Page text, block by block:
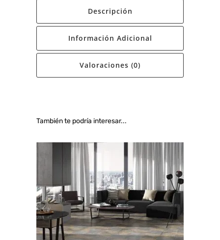
Descripción
Información Adicional
Valoraciones (0)
También te podría interesar...